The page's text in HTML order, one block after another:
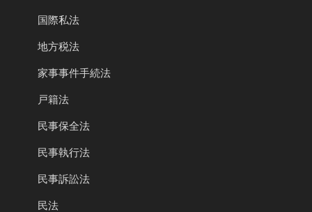
国際私法
地方税法
家事事件手続法
戸籍法
民事保全法
民事執行法
民事訴訟法
民法